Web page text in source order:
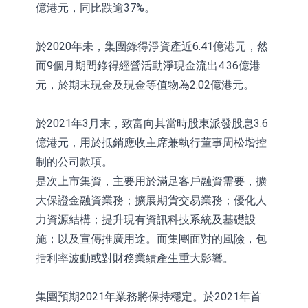
億港元，同比跌逾37%。
於2020年未，集團錄得淨資產近6.41億港元，然
而9個月期間錄得經營活動淨現金流出4.36億港
元，於期末現金及現金等值物為2.02億港元。
於2021年3月末，致富向其當時股東派發股息3.6
億港元，用於抵銷應收主席兼執行董事周松堦控
制的公司款項。
是次上市集資，主要用於滿足客戶融資需要，擴
大保證金融資業務；擴展期貨交易業務；優化人
力資源結構；提升現有資訊科技系統及基礎設
施；以及宣傳推廣用途。而集團面對的風險，包
括利率波動或對財務業績產生重大影響。
集團預期2021年業務將保持穩定。於2021年首